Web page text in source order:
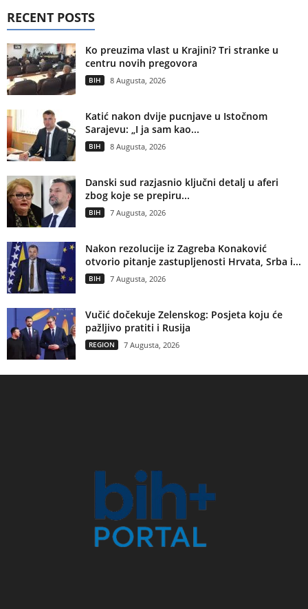
RECENT POSTS
Ko preuzima vlast u Krajini? Tri stranke u
centru novih pregovora
BIH 8 Augusta, 2026
Katić nakon dvije pucnjave u Istočnom
Sarajevu: „I ja sam kao...
BIH 8 Augusta, 2026
Danski sud razjasnio ključni detalj u aferi
zbog koje se prepiru...
BIH 7 Augusta, 2026
Nakon rezolucije iz Zagreba Konaković
otvorio pitanje zastupljenosti Hrvata, Srba i...
BIH 7 Augusta, 2026
Vučić dočekuje Zelenskog: Posjeta koju će
pažljivo pratiti i Rusija
REGION 7 Augusta, 2026